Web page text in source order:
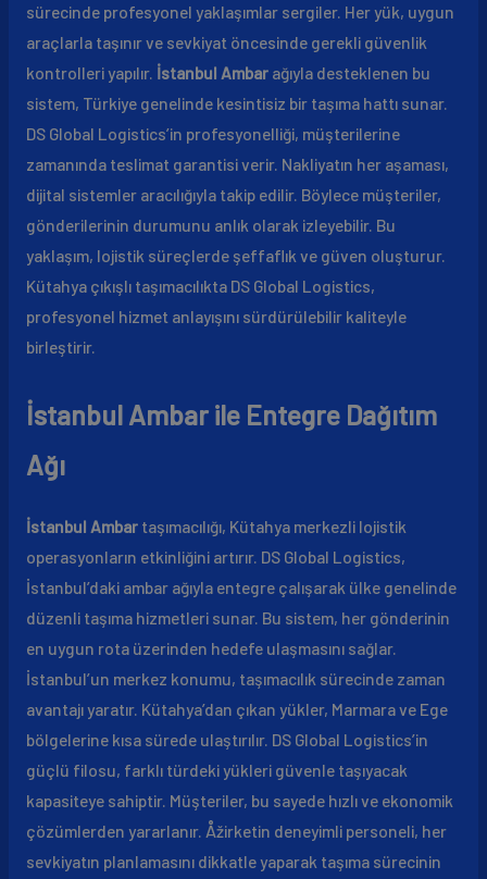
sürecinde profesyonel yaklaşımlar sergiler. Her yük, uygun
araçlarla taşınır ve sevkiyat öncesinde gerekli güvenlik
kontrolleri yapılır. İstanbul Ambarağıyla desteklenen bu
sistem, Türkiye genelinde kesintisiz bir taşıma hattı sunar.
DS Global Logistics’in profesyonelliği, müşterilerine
zamanında teslimat garantisi verir. Nakliyatın her aşaması,
dijital sistemler aracılığıyla takip edilir. Böylece müşteriler,
gönderilerinin durumunu anlık olarak izleyebilir. Bu
yaklaşım, lojistik süreçlerde şeffaflık ve güven oluşturur.
Kütahya çıkışlı taşımacılıkta DS Global Logistics,
profesyonel hizmet anlayışını sürdürülebilir kaliteyle
birleştirir.
İstanbul Ambar ile Entegre Dağıtım
Ağı
İstanbul Ambartaşımacılığı, Kütahya merkezli lojistik
operasyonların etkinliğini artırır. DS Global Logistics,
İstanbul’daki ambar ağıyla entegre çalışarak ülke genelinde
düzenli taşıma hizmetleri sunar. Bu sistem, her gönderinin
en uygun rota üzerinden hedefe ulaşmasını sağlar.
İstanbul’un merkez konumu, taşımacılık sürecinde zaman
avantajı yaratır. Kütahya’dan çıkan yükler, Marmara ve Ege
bölgelerine kısa sürede ulaştırılır. DS Global Logistics’in
güçlü filosu, farklı türdeki yükleri güvenle taşıyacak
kapasiteye sahiptir. Müşteriler, bu sayede hızlı ve ekonomik
çözümlerden yararlanır. Åžirketin deneyimli personeli, her
sevkiyatın planlamasını dikkatle yaparak taşıma sürecinin